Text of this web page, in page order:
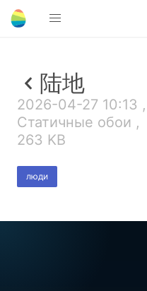
陆地
2026-04-27 10:13 ,
Статичные обои ,
263 KB
люди